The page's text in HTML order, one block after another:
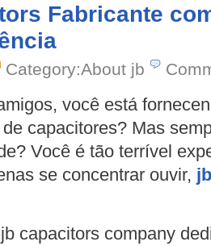
Fabricante
Category:About jb
você está
capacitores? Mas
Você é tão terrível
se concentrar ouvir,
capacitors company